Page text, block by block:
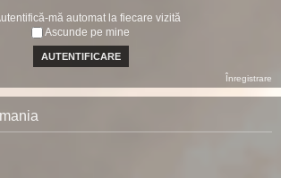
mă automat la fiecare vizită
Ascunde pe mine
Înregistrare